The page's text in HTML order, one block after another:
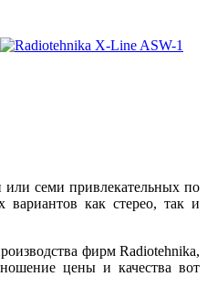
или семи привлекательных по
вариантов как стерео, так и
фирм Radiotehnika,
цены и качества вот